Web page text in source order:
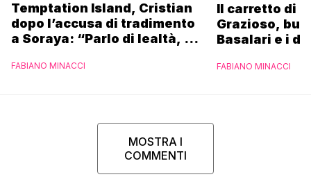
Temptation Island, Cristian
dopo l’accusa di tradimento
a Soraya: “Parlo di lealtà, ma
FABIANO MINACCI
Il carretto di
Grazioso,
Basalari e i
Ferrero”
FABIANO MINACCI
MOSTRA I
COMMENTI